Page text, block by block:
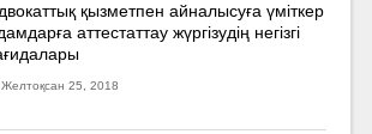
қызметпен айналысуға үмiткер
аттестаттау жүргізудің негізгі
Желтоқсан 25, 2018